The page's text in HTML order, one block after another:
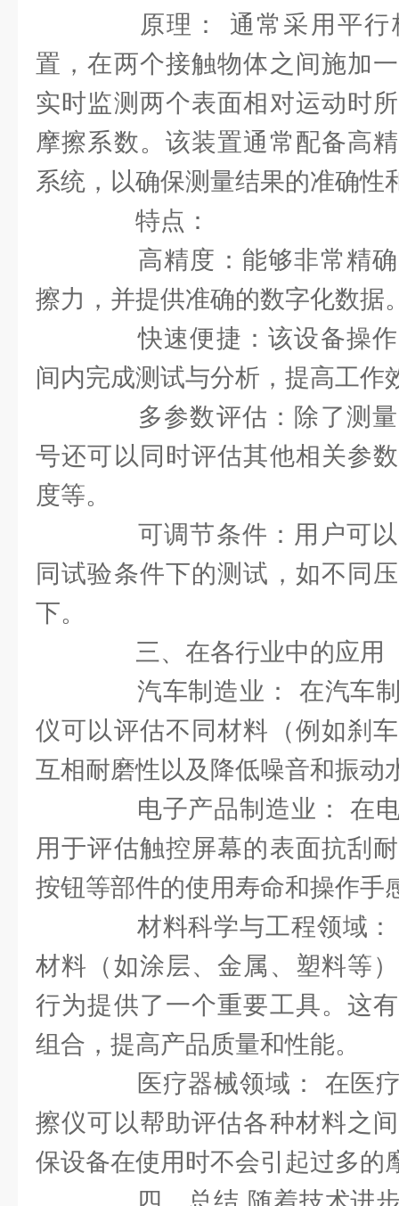
原理： 通常采用平行
置，在两个接触物体之间施加
实时监测两个表面相对运动时
摩擦系数。该装置通常配备高
系统，以确保测量结果的准确性
特点：
高精度：能够非常精确
擦力，并提供准确的数字化数据
快速便捷：该设备操作
间内完成测试与分析，提高工作
多参数评估：除了测量
号还可以同时评估其他相关参
度等。
可调节条件：用户可以
同试验条件下的测试，如不同
下。
三、在各行业中的应用
汽车制造业： 在汽车制
仪可以评估不同材料（例如刹
互相耐磨性以及降低噪音和振动
电子产品制造业： 在电
用于评估触控屏幕的表面抗刮
按钮等部件的使用寿命和操作手
材料科学与工程领域：
材料（如涂层、金属、塑料等
行为提供了一个重要工具。这
组合，提高产品质量和性能。
医疗器械领域： 在医疗
擦仪可以帮助评估各种材料之
保设备在使用时不会引起过多的